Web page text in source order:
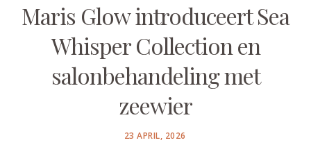
Maris Glow introduceert Sea
Whisper Collection en
salonbehandeling met
zeewier
POSTED
23 APRIL, 2026